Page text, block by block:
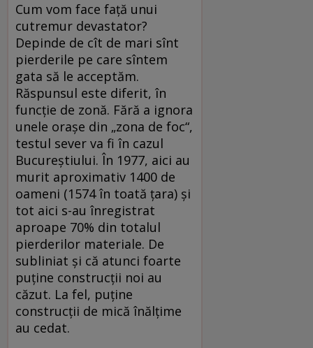
Cum vom face faţă unui
cutremur devastator?
Depinde de cît de mari sînt
pierderile pe care sîntem
gata să le acceptăm.
Răspunsul este diferit, în
funcţie de zonă. Fără a ignora
unele oraşe din „zona de foc“,
testul sever va fi în cazul
Bucureştiului. În 1977, aici au
murit aproximativ 1400 de
oameni (1574 în toată ţara) şi
tot aici s-au înregistrat
aproape 70% din totalul
pierderilor materiale. De
subliniat şi că atunci foarte
puţine construcţii noi au
căzut. La fel, puţine
construcţii de mică înălţime
au cedat.